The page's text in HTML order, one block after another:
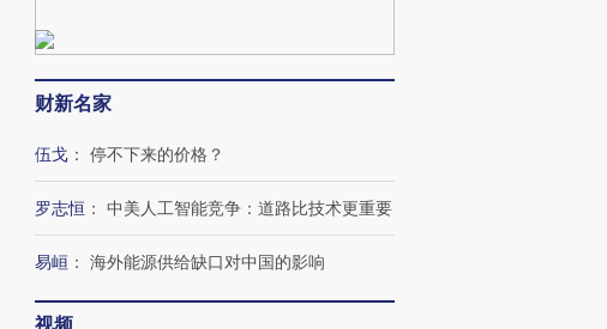
财新名家
伍戈 ： 停不下来的价格？
罗志恒 ： 中美人工智能竞争：道路比技术更重要
易峘 ： 海外能源供给缺口对中国的影响
视频